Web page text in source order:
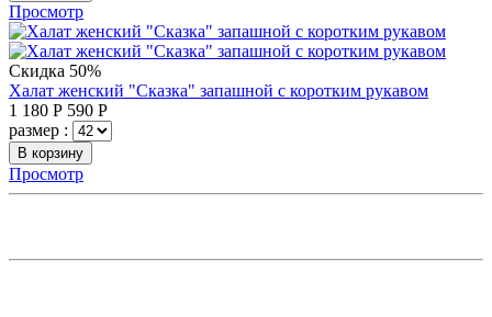
Просмотр
Скидка 50%
Халат женский "Сказка" запашной с коротким рукавом
1 180 Р 590 Р
размер :
В корзину
Просмотр